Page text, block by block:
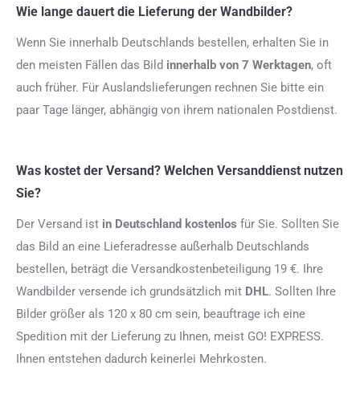
Wie lange dauert die Lieferung der Wandbilder?
Wenn Sie innerhalb Deutschlands bestellen, erhalten Sie in
den meisten Fällen das Bild innerhalb von 7 Werktagen, oft
auch früher. Für Auslandslieferungen rechnen Sie bitte ein
paar Tage länger, abhängig von ihrem nationalen Postdienst.
Was kostet der Versand? Welchen Versanddienst nutzen
Sie?
Der Versand ist in Deutschland kostenlos für Sie. Sollten Sie
das Bild an eine Lieferadresse außerhalb Deutschlands
bestellen, beträgt die Versandkostenbeteiligung 19 €. Ihre
Wandbilder versende ich grundsätzlich mit DHL. Sollten Ihre
Bilder größer als 120 x 80 cm sein, beauftrage ich eine
Spedition mit der Lieferung zu Ihnen, meist GO! EXPRESS.
Ihnen entstehen dadurch keinerlei Mehrkosten.